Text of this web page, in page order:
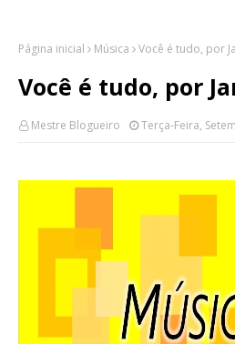
Página inicial Música Você é tudo, por
Você é tudo, por
Mestre Blogueiro Terça-Feira,